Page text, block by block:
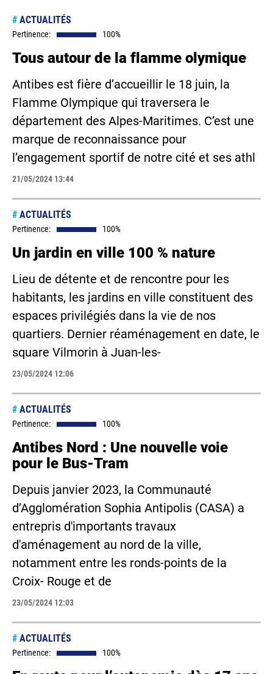
# ACTUALITÉS
Pertinence: 100%
Tous autour de la flamme olymique
Antibes est fière d’accueillir le 18 juin, la
Flamme Olympique qui traversera le
département des Alpes-Maritimes. C’est une
marque de reconnaissance pour
l’engagement sportif de notre cité et ses athl
21/05/2024 13:44
# ACTUALITÉS
Pertinence: 100%
Un jardin en ville 100 % nature
Lieu de détente et de rencontre pour les
habitants, les jardins en ville constituent des
espaces privilégiés dans la vie de nos
quartiers. Dernier réaménagement en date, le
square Vilmorin à Juan-les-
23/05/2024 12:06
# ACTUALITÉS
Pertinence: 100%
Antibes Nord : Une nouvelle voie
pour le Bus-Tram
Depuis janvier 2023, la Communauté
d’Agglomération Sophia Antipolis (CASA) a
entrepris d'importants travaux
d'aménagement au nord de la ville,
notamment entre les ronds-points de la
Croix- Rouge et de
23/05/2024 12:03
# ACTUALITÉS
Pertinence: 100%